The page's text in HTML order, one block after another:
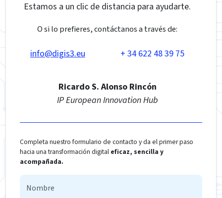
Estamos a un clic de distancia para ayudarte.
O si lo prefieres, contáctanos a través de:
info@digis3.eu + 34 622 48 39 75
Ricardo S. Alonso Rincón
IP European Innovation Hub
Completa nuestro formulario de contacto y da el primer paso
hacia una transformación digital eficaz, sencilla y
acompañada.